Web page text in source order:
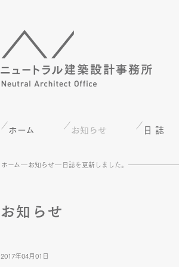
ホーム お知らせ 日 誌
ホーム お知らせ 日誌を更新しました。
お知らせ
2017年04月01日